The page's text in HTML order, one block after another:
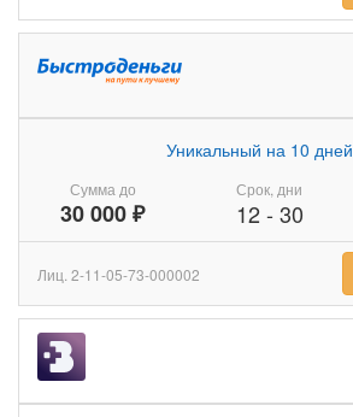
Сумма до
30 000 ₽
Уникальный на 10 дней
Срок, дни
12- 30
Лиц. 2-11-05-73-000002